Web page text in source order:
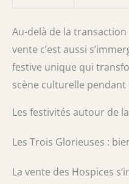
Au-delà de la
vente c’est aussi
festive unique qui
scène culturelle
Les festivités autour de
Les Trois Glorieuses :
La vente des Hospices